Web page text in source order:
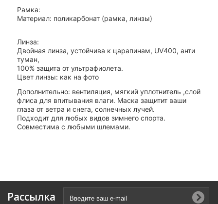
Рамка:
Материал: поликарбонат (рамка, линзы)
Линза:
Двойная линза, устойчива к царапинам, UV400, анти
туман,
100% защита от ультрафиолета.
Цвет линзы: как на фото
Дополнительно: вентиляция, мягкий уплотнитель ,слой
флиса для впитывания влаги. Маска защитит ваши
глаза от ветра и снега, солнечных лучей.
Подходит для любых видов зимнего спорта.
Совместима с любыми шлемами.
Рассылка